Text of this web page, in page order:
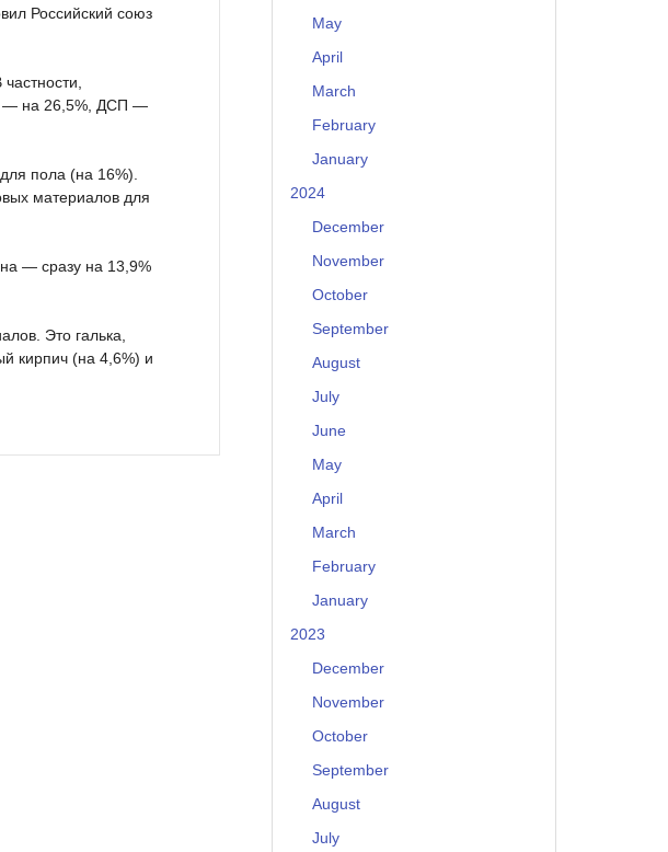
Российский союз
— на 26,5%, ДСП —
пола (на 16%).
материалов для
— сразу на 13,9%
Это галька,
кирпич (на 4,6%) и
May
April
March
February
January
2024
December
November
October
September
August
July
June
May
April
March
February
January
2023
December
November
October
September
August
July